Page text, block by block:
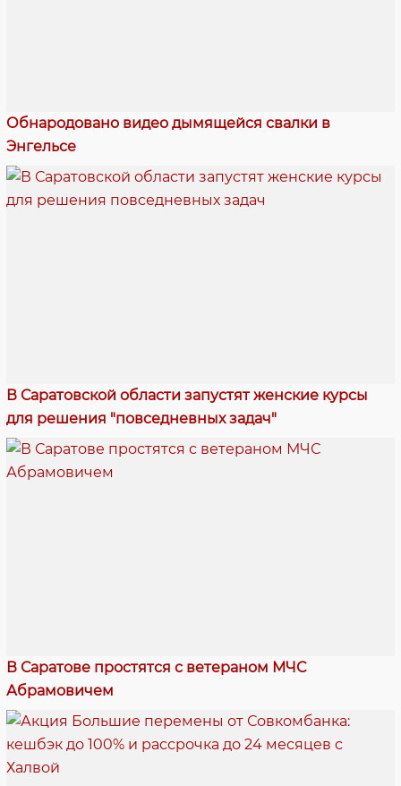
Обнародовано видео дымящейся свалки в
Энгельсе
В Саратовской области запустят женские курсы
для решения "повседневных задач"
В Саратове простятся с ветераном МЧС
Абрамовичем